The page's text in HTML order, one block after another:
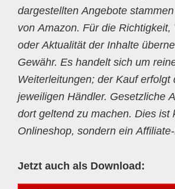
dargestellten Angebote
von Amazon. Für die Richtigkeit,
oder Aktualität der Inhalte
Gewähr. Es handelt sich um
Weiterleitungen; der Kauf erfolgt
jeweiligen Händler. Gesetzliche
dort geltend zu machen. Dies ist
Onlineshop, sondern ein
Jetzt auch als Download: